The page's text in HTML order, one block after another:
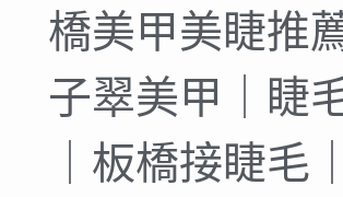
橋美甲美睫推
子翠美甲｜睫
｜板橋接睫毛